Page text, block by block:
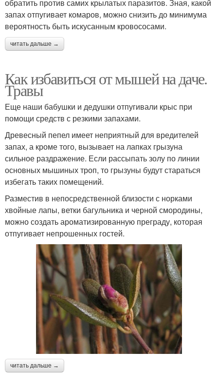
обратить против самих крылатых паразитов. Зная, какой
запах отпугивает комаров, можно снизить до минимума
вероятность быть искусанным кровососами.
читать дальше →
Как избавиться от мышей на даче.
Травы
Еще наши бабушки и дедушки отпугивали крыс при
помощи средств с резкими запахами.
Древесный пепел имеет неприятный для вредителей
запах, а кроме того, вызывает на лапках грызуна
сильное раздражение. Если рассыпать золу по линии
основных мышиных троп, то грызуны будут стараться
избегать таких помещений.
Разместив в непосредственной близости с норками
хвойные лапы, ветки багульника и черной смородины,
можно создать ароматизированную преграду, которая
отпугивает непрошенных гостей.
читать дальше →